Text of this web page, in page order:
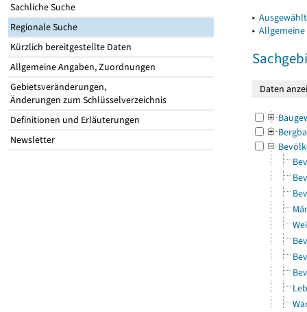
Sachliche Suche
Regionale Suche
Kürzlich bereitgestellte Daten
Allgemeine Angaben, Zuordnungen
Gebietsveränderungen,
Änderungen zum Schlüsselverzeichnis
Definitionen und Erläuterungen
Newsletter
▸
▸